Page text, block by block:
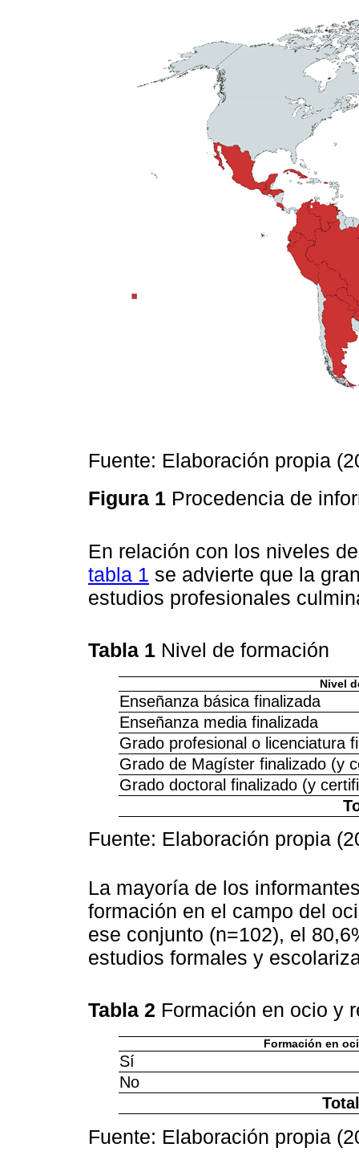
Fuente: Elaboración propia
Figura 1 Procedencia de
En relación con los niveles
tabla 1 se advierte que la
estudios profesionales
Tabla 1 Nivel de formación
Nivel
Enseñanza básica finalizada
Enseñanza media finalizada
Grado profesional o licenciatura
Grado de Magíster finalizado (y
Grado doctoral finalizado (y
Fuente: Elaboración propia
La mayoría de los
formación en el campo del
ese conjunto (n=102), el
estudios formales y
Tabla 2 Formación en ocio y
Formación en
Sí
No
Fuente: Elaboración propia